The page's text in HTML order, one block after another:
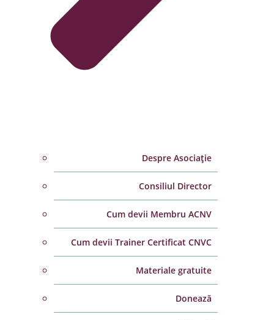
Despre Asociație
Consiliul Director
Cum devii Membru ACNV
Cum devii Trainer Certificat CNVC
Materiale gratuite
Donează